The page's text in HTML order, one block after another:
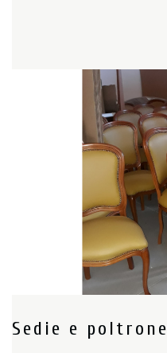
Sedie e